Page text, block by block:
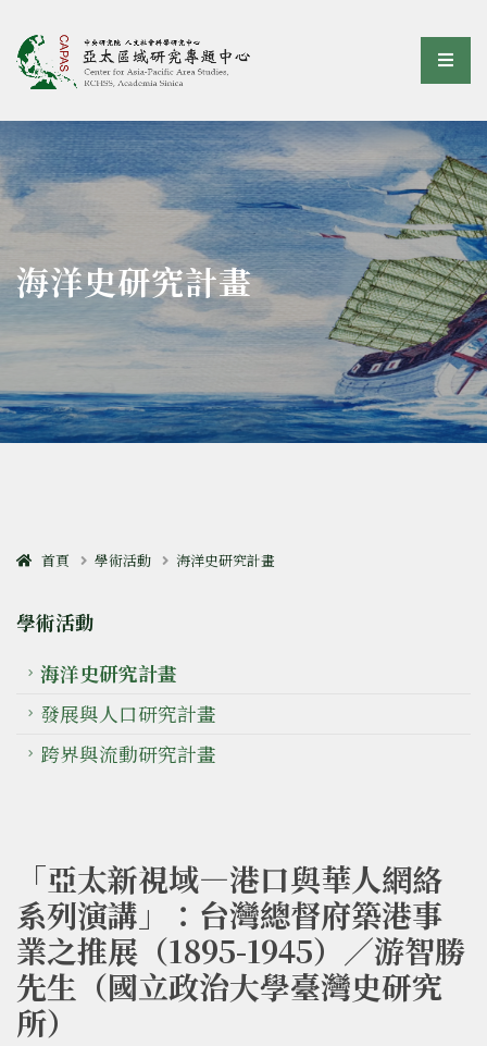
亞太區域研究專題中心選
:::
海洋史研究計畫
首頁 學術活動 海洋史研究計畫
學術活動
海洋史研究計畫
發展與人口研究計畫
跨界與流動研究計畫
「亞太新視域—港口與華人網絡
系列演講」：台灣總督府築港事
業之推展（1895-1945）／游智勝
先生（國立政治大學臺灣史研究
所）